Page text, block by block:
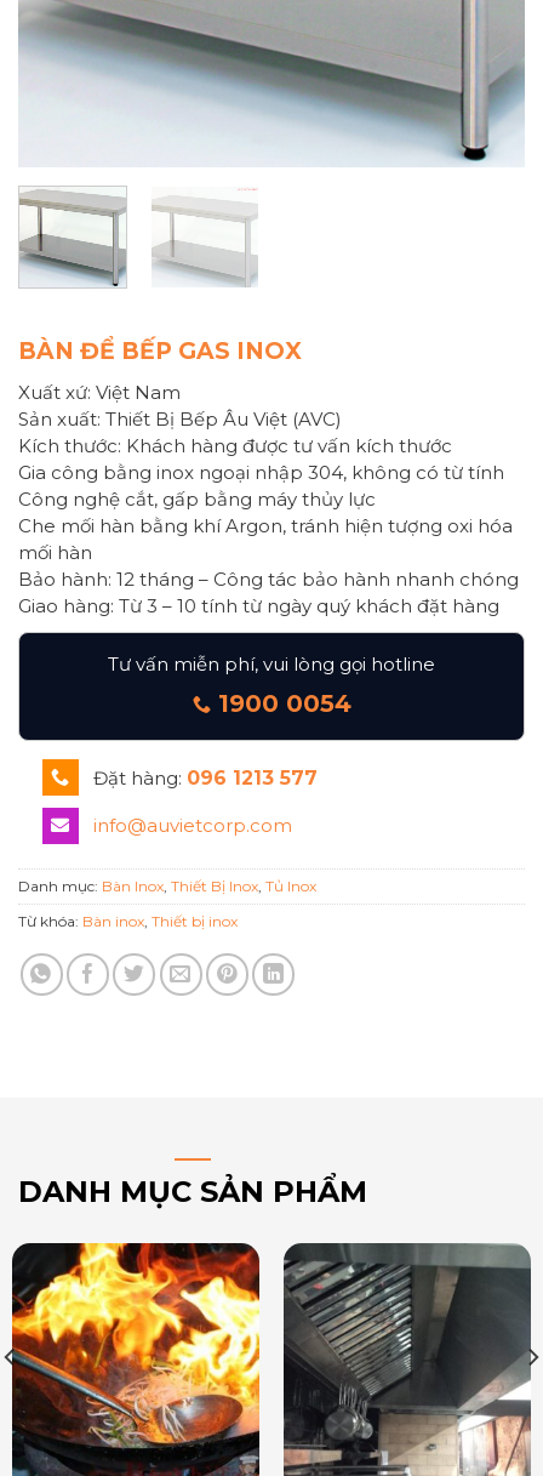
BÀN ĐỂ BẾP GAS INOX
Xuất xứ: Việt Nam
Sản xuất: Thiết Bị Bếp Âu Việt (AVC)
Kích thước: Khách hàng được tư vấn kích thước
Gia công bằng inox ngoại nhập 304, không có từ tính
Công nghệ cắt, gấp bằng máy thủy lực
Che mối hàn bằng khí Argon, tránh hiện tượng oxi hóa
mối hàn
Bảo hành: 12 tháng – Công tác bảo hành nhanh chóng
Giao hàng: Từ 3 – 10 tính từ ngày quý khách đặt hàng
Tư vấn miễn phí, vui lòng gọi hotline
1900 0054
Đặt hàng: 096 1213 577
info@auvietcorp.com
Danh mục: Bàn Inox Thiết Bị Inox Tủ Inox
Từ khóa: Bàn inox Thiết bị inox
DANH MỤC SẢN PHẨM